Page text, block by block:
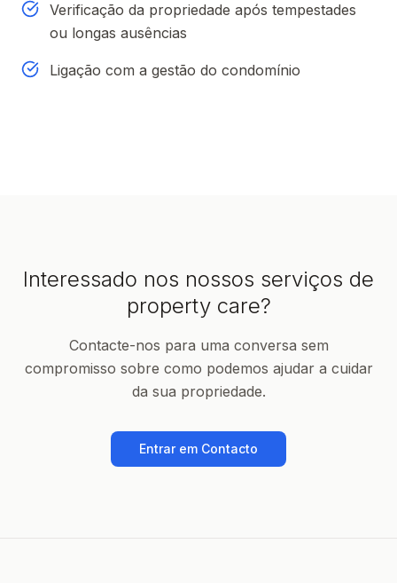
Verificação da propriedade após tempestades
ou longas ausências
Ligação com a gestão do condomínio
Interessado nos nossos serviços de
property care?
Contacte-nos para uma conversa sem
compromisso sobre como podemos ajudar a cuidar
da sua propriedade.
Entrar em Contacto